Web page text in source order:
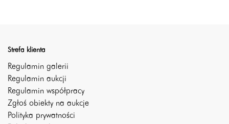
Strefa klienta
Regulamin galerii
Regulamin aukcji
Regulamin współpracy
Zgłoś obiekty na aukcje
Polityka prywatności